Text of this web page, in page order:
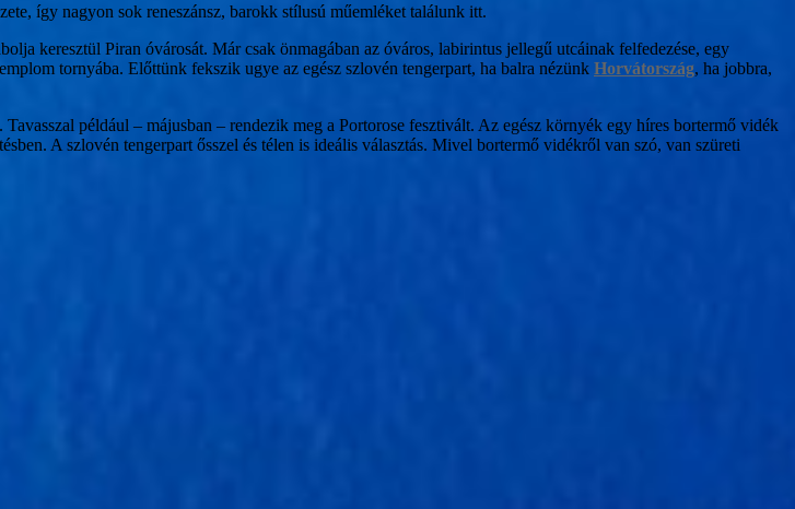
így nagyon sok reneszánsz, barokk stílusú műemléket találunk itt.
keresztül Piran óvárosát. Már csak önmagában az óváros, labirintus jellegű utcáinak felfedezése, egy
tornyába. Előttünk fekszik ugye az egész szlovén tengerpart, ha balra nézünk Horvátország, ha jobbra,
például – májusban – rendezik meg a Portorose fesztivált. Az egész környék egy híres bortermő vidék
A szlovén tengerpart ősszel és télen is ideális választás. Mivel bortermő vidékről van szó, van szüreti